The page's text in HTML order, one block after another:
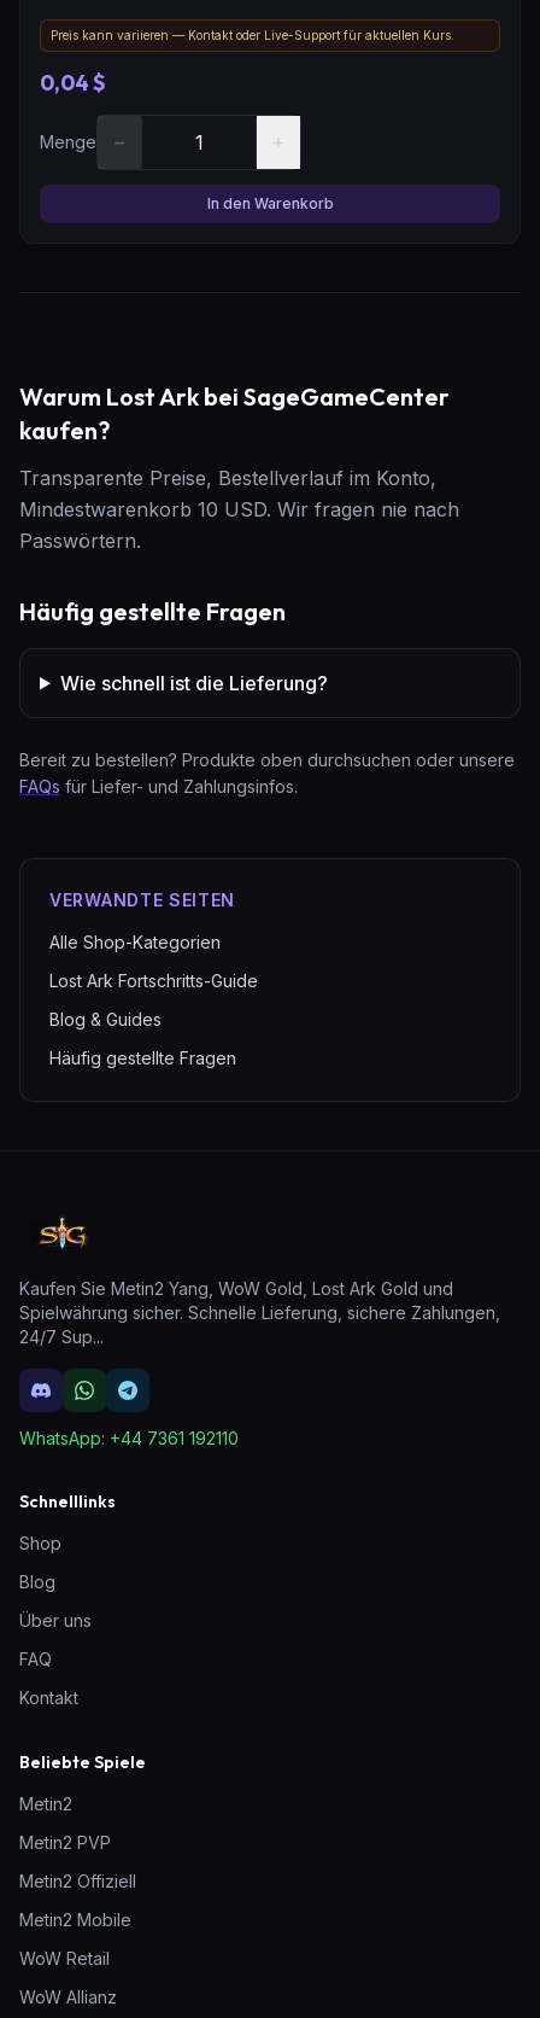
Preis kann variieren — Kontakt oder Live-Support für aktuellen Kurs.
0,04 $
Menge − +
In den Warenkorb
Warum Lost Ark bei SageGameCenter
kaufen?
Transparente Preise, Bestellverlauf im Konto,
Mindestwarenkorb 10 USD. Wir fragen nie nach
Passwörtern.
Häufig gestellte Fragen
Wie schnell ist die Lieferung?
Bereit zu bestellen? Produkte oben durchsuchen oder unsere
FAQs für Liefer- und Zahlungsinfos.
VERWANDTE SEITEN
Alle Shop-Kategorien
Lost Ark Fortschritts-Guide
Blog & Guides
Häufig gestellte Fragen
Kaufen Sie Metin2 Yang, WoW Gold, Lost Ark Gold und
Spielwährung sicher. Schnelle Lieferung, sichere Zahlungen,
24/7 Sup...
WhatsApp: +44 7361 192110
Schnelllinks
Shop
Blog
Über uns
FAQ
Kontakt
Beliebte Spiele
Metin2
Metin2 PVP
Metin2 Offiziell
Metin2 Mobile
WoW Retail
WoW Allianz